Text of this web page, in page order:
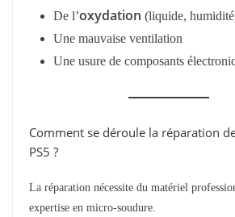
De l’oxydation (liquide,
Une mauvaise ventilation
Une usure de composants
Comment se déroule la réparation
PS5 ?
La réparation nécessite du matériel
expertise en micro-soudure.